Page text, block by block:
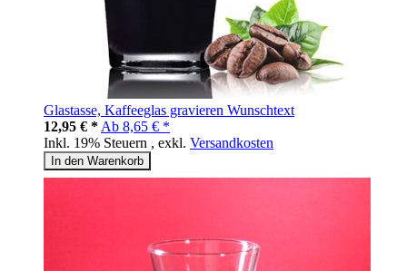
Glastasse, Kaffeeglas gravieren Wunschtext
12,95 € * Ab 8,65 € *
Inkl. 19% Steuern , exkl. Versandkosten
In den Warenkorb